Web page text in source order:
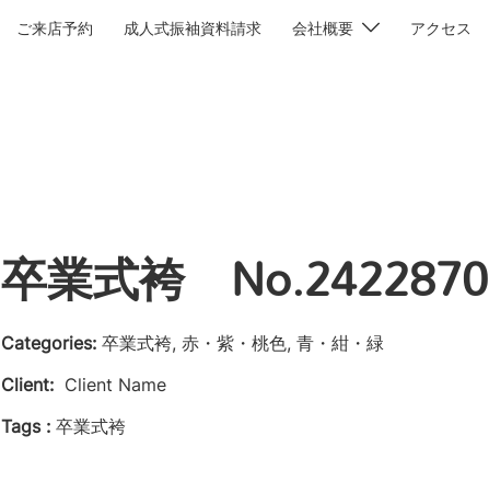
ご来店予約 成人式振袖資料請求 会社概要 アクセス
卒業式袴 No.2422870
Categories: 卒業式袴, 赤・紫・桃色, 青・紺・緑
Client: Client Name
Tags : 卒業式袴